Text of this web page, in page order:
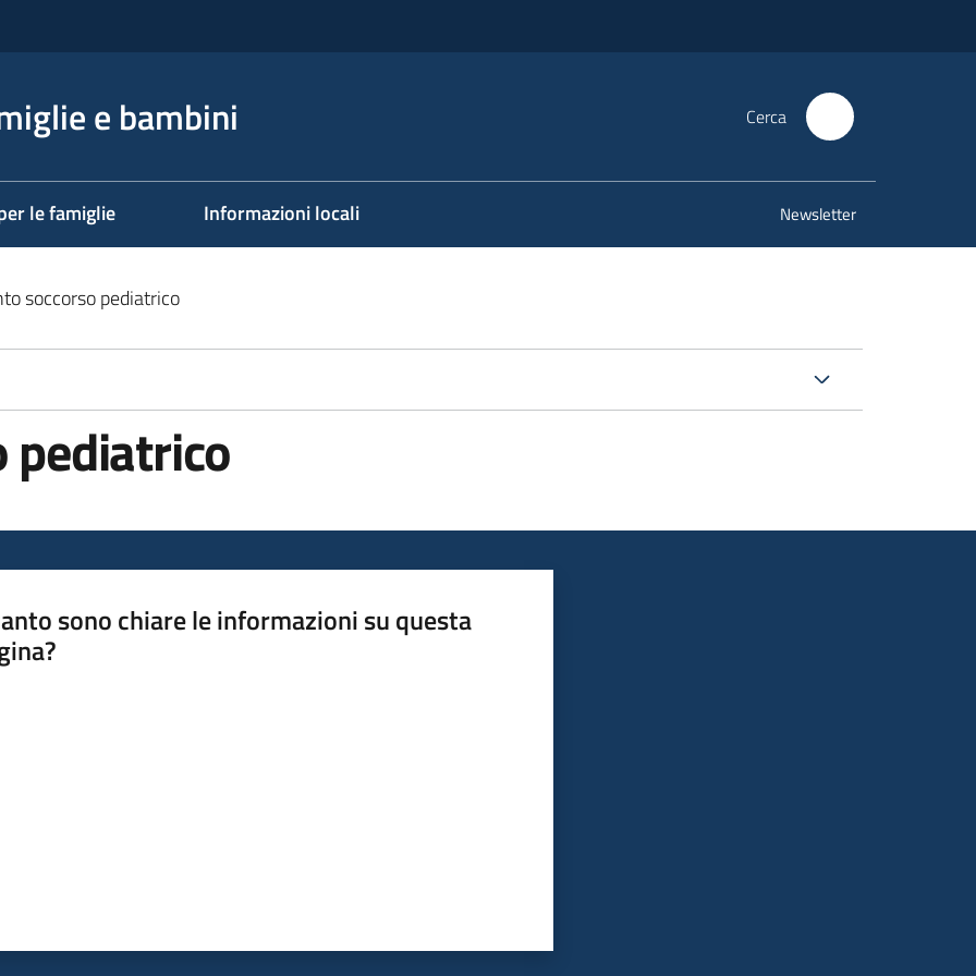
e bambini Cerca
le famiglie Informazioni locali Newsletter
soccorso pediatrico
pediatrico
sono chiare le informazioni su questa